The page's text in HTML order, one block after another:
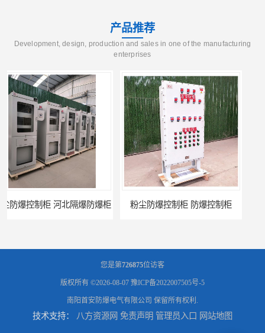
产品推荐
Development, design, production and sales in one of the manufacturing
enterprises
粉尘防爆控制柜 防爆控制柜
您是第726875位访客
版权所有 ©2026-08-07 豫ICP备2022007505号-5
南阳首安防爆电气有限公司 保留所有权利.
技术支持： 八方资源网 免责声明 管理员入口 网站地图